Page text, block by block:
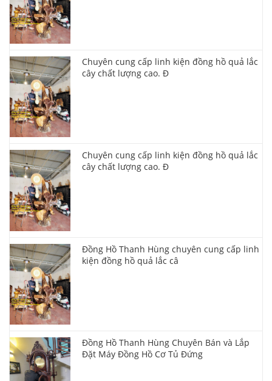
Chuyên cung cấp linh kiện đồng hồ quả lắc
cây chất lượng cao. Đ
Chuyên cung cấp linh kiện đồng hồ quả lắc
cây chất lượng cao. Đ
Đồng Hồ Thanh Hùng chuyên cung cấp linh
kiện đồng hồ quả lắc câ
Đồng Hồ Thanh Hùng Chuyên Bán và Lắp
Đặt Máy Đồng Hồ Cơ Tủ Đứng